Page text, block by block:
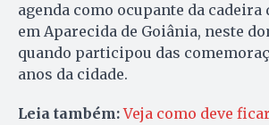
agenda como ocupante da cadeira
em Aparecida de Goiânia, neste
quando participou das
anos da cidade.
Leia também: Veja como deve